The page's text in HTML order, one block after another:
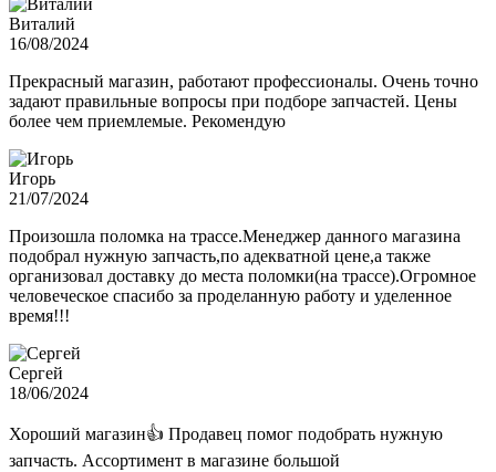
Виталий
16/08/2024
Прекрасный магазин, работают профессионалы. Очень точно
задают правильные вопросы при подборе запчастей. Цены
более чем приемлемые. Рекомендую
Игорь
21/07/2024
Произошла поломка на трассе.Менеджер данного магазина
подобрал нужную запчасть,по адекватной цене,а также
организовал доставку до места поломки(на трассе).Огромное
человеческое спасибо за проделанную работу и уделенное
время!!!
Сергей
18/06/2024
Хороший магазин👍 Продавец помог подобрать нужную
запчасть. Ассортимент в магазине большой